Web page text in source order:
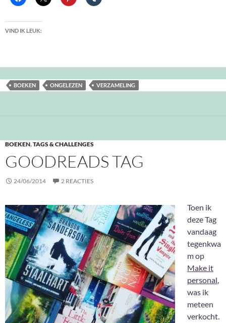
VIND IK LEUK:
BOEKEN ONGELEZEN VERZAMELING
BOEKEN,TAGS & CHALLENGES
GOODREADS TAG
24/06/2014 2 REACTIES
Toen ik
deze Tag
vandaag
tegenkwa
m op
Make it
personal,
was ik
meteen
verkocht.